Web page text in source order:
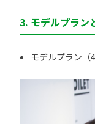
3. モデルプラン
モデルプラン（